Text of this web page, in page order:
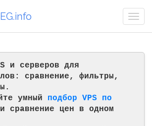
и серверов для
сравнение, фильтры,
умный подбор VPS по
и сравнение цен в одном